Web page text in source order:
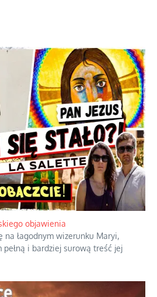
Szlachetna duma z historycznego
braku rozsądku
Najdroższy morski kranik na świecie